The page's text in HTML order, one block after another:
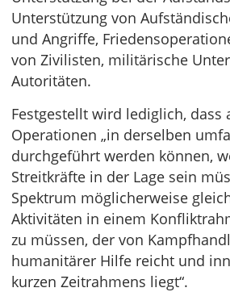
Unterstützung von
und Angriffe,
von Zivilisten, militärische
Autoritäten.
Festgestellt wird lediglich, dass
Operationen „in derselben
durchgeführt werden können,
Streitkräfte in der Lage sein
Spektrum möglicherweise
Aktivitäten in einem
zu müssen, der von
humanitärer Hilfe reicht und
kurzen Zeitrahmens liegt“.